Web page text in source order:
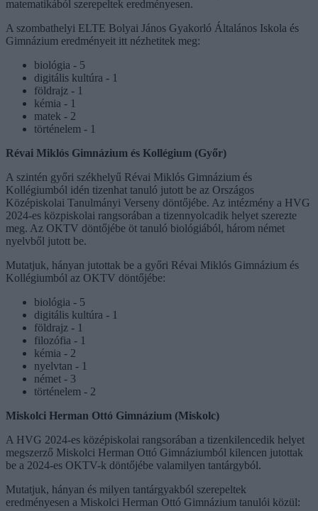
matematikából szerepeltek eredményesen.
A szombathelyi ELTE Bolyai János Gyakorló Általános Iskola és
Gimnázium eredményeit itt nézhetitek meg:
biológia - 5
digitális kultúra - 1
földrajz - 1
kémia - 1
matek - 2
történelem - 1
Révai Miklós Gimnázium és Kollégium (Győr)
A szintén győri székhelyű Révai Miklós Gimnázium és
Kollégiumból idén tizenhat tanuló jutott be az Országos
Középiskolai Tanulmányi Verseny döntőjébe. Az intézmény a HVG
2024-es közpiskolai rangsorában a tizennyolcadik helyet szerezte
meg. Az OKTV döntőjébe öt tanuló biológiából, három német
nyelvből jutott be.
Mutatjuk, hányan jutottak be a győri Révai Miklós Gimnázium és
Kollégiumból az OKTV döntőjébe:
biológia - 5
digitális kultúra - 1
földrajz - 1
filozófia - 1
kémia - 2
nyelvtan - 1
német - 3
történelem - 2
Miskolci Herman Ottó Gimnázium (Miskolc)
A HVG 2024-es középiskolai rangsorában a tizenkilencedik helyet
megszerző Miskolci Herman Ottó Gimnáziumból kilencen jutottak
be a 2024-es OKTV-k döntőjébe valamilyen tantárgyból.
Mutatjuk, hányan és milyen tantárgyakból szerepeltek
eredményesen a Miskolci Herman Ottó Gimnázium tanulói közül: